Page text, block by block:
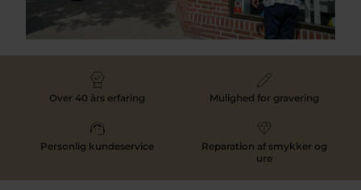
Over 40 års erfaring Mulighed for gravering
Personlig kundeservice
Reparation af smykker og
ure